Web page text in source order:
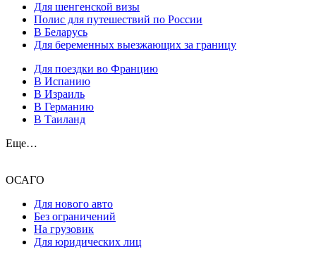
Для шенгенской визы
Полис для путешествий по России
В Беларусь
Для беременных выезжающих за границу
Для поездки во Францию
В Испанию
В Израиль
В Германию
В Таиланд
Еще…
ОСАГО
Для нового авто
Без ограничений
На грузовик
Для юридических лиц